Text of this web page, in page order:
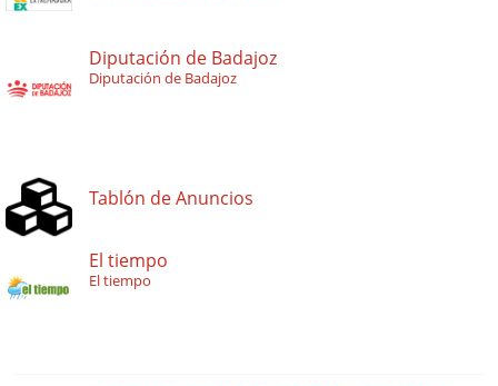
Diputación de Badajoz
Diputación de Badajoz
Tablón de Anuncios
El tiempo
El tiempo